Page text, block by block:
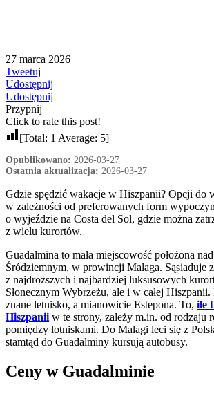
27 marca 2026
Tweetuj
Udostępnij
Udostępnij
Przypnij
Click to rate this post!
[Total: 1 Average: 5]
Opublikowano: 2026-03-27
Ostatnia aktualizacja: 2026-03-27
Gdzie spędzić wakacje w Hiszpanii? Opcji do
w zależności od preferowanych form
o wyjeździe na Costa del Sol, gdzie można
z wielu kurortów.
Guadalmina to mała miejscowość położona
Śródziemnym, w prowincji Malaga. Sąsiaduje
z najdroższych i najbardziej luksusowych
Słonecznym Wybrzeżu, ale i w całej
znane letnisko, a mianowicie Estepona. To, ile
Hiszpaniiw te strony, zależy m.in. od rodzaju
pomiędzy lotniskami. Do Malagi leci się z
stamtąd do Guadalminy kursują autobusy.
Ceny w Guadalminie